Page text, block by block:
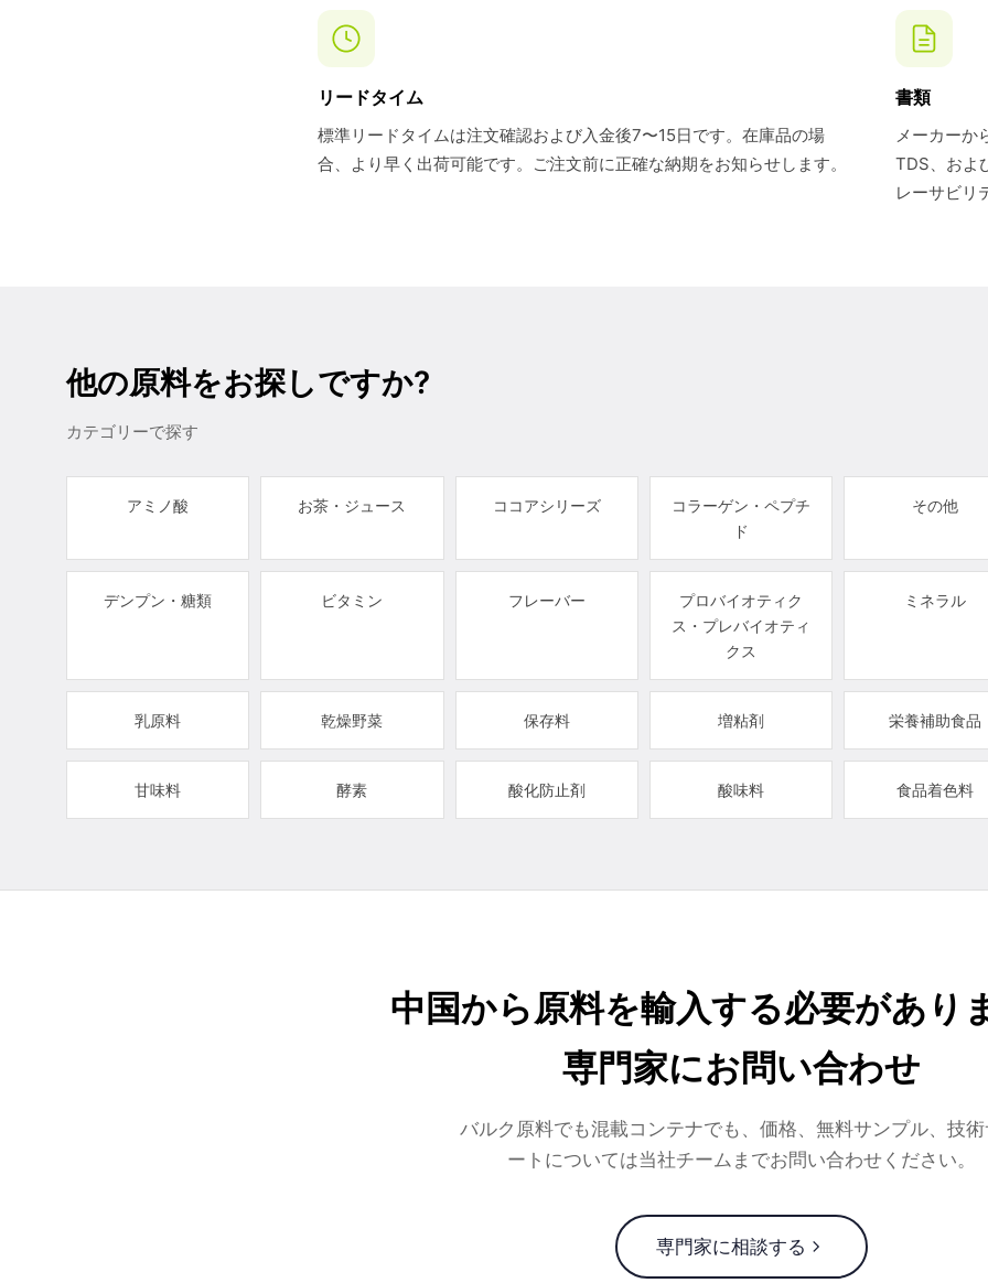
リードタイム
標準リードタイムは注文確認および入金後7〜15日です。在庫品の場
合、より早く出荷可能です。ご注文前に正確な納期をお知らせします。
書類
メーカーか
TDS、およ
レーサビリ
他の原料をお探しですか?
カテゴリーで探す
アミノ酸 お茶・ジュース ココアシリーズ
コラーゲン・ペプチ
ド
その他
デンプン・糖類 ビタミン フレーバー
プロバイオティク
ス・プレバイオティ
クス
ミネラル
乳原料 乾燥野菜 保存料 増粘剤 栄養補助食品
甘味料 酵素 酸化防止剤 酸味料 食品着色料
中国から原料を輸入する必要があり
専門家にお問い合わせ
バルク原料でも混載コンテナでも、価格、無料サンプル、技術
ートについては当社チームまでお問い合わせください。
専門家に相談する